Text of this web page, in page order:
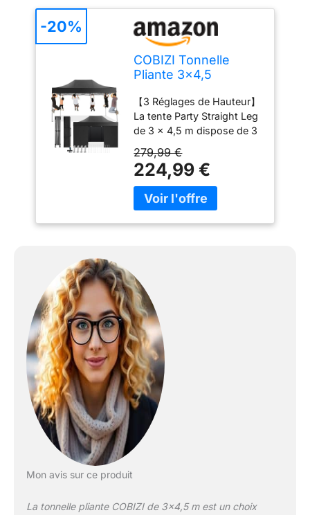
COBIZI Tonnelle
Pliante 3x4,5
Pliant(Noir avec
Parois)
【3 Réglages de Hauteur】
La tente Party Straight Leg
de 3 x 4,5 m dispose de 3
Système de verrouillage à
loquet de pouce facile à
verrouiller et à déverrouiller.
Options de hauteur de
de hauteur de centre de
tente correspondantes :
222 cm/87,4 pouces, 232
cm/91,3 pouces, 240
cm/94,5 pouces. Parfait
pour les activités
commerciales, le camping,
les festivals, le talonnage,
etc. 【Cadre Lourd en
Acier Allié】Un seul poteau
peut supporter 220 lb (100
kg). Solide et durable avec
une construction
les pôles de pointe se
279,99 €
224,99 €
-20%
Mon avis sur ce produit
La tonnelle pliante COBIZI de 3×4,5 m est un choix